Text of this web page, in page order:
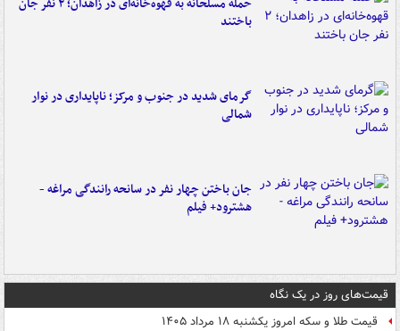
باختند
گرمای شدید در جنوب و مرکز؛ ناپایداری در نوار
شمالی
جان باختن چهار نفر در سانحه رانندگی مراغه -
هشترود+ فیلم
قیمت‌های روز در یک نگاه
قیمت طلا و سکه امروز یکشنبه ۱۸ مرداد ۱۴۰۵